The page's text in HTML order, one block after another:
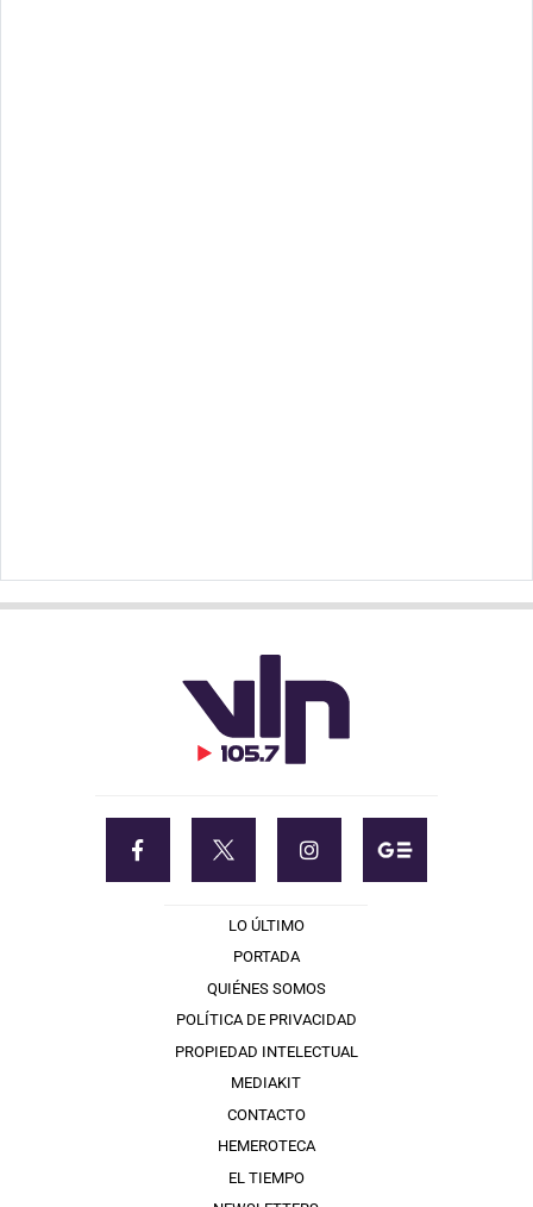
LO ÚLTIMO
PORTADA
QUIÉNES SOMOS
POLÍTICA DE PRIVACIDAD
PROPIEDAD INTELECTUAL
MEDIAKIT
CONTACTO
HEMEROTECA
EL TIEMPO